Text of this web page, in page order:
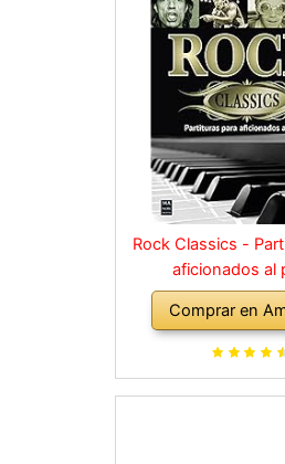
Rock Classics -
aficionados al
Comprar en